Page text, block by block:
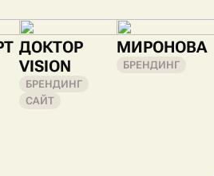
ДОКТОР
VISION
БРЕНДИНГ
САЙТ
МИРОНОВА
БРЕНДИНГ